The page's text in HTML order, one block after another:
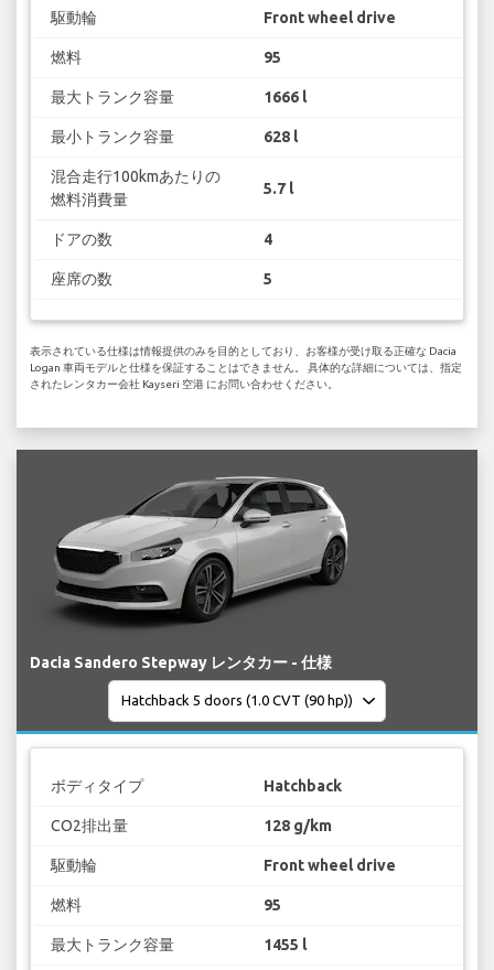
駆動輪 Front wheel drive
燃料 95
最大トランク容量 1666 l
最小トランク容量 628 l
混合走行100kmあたりの
燃料消費量
5.7 l
ドアの数 4
座席の数 5
表示されている仕様は情報提供のみを目的としており、お客様が受け取る正確な Dacia
Logan 車両モデルと仕様を保証することはできません。 具体的な詳細については、指定
されたレンタカー会社 Kayseri 空港 にお問い合わせください。
Dacia Sandero Stepway レンタカー - 仕様
ボディタイプ Hatchback
CO2排出量 128 g/km
駆動輪 Front wheel drive
燃料 95
最大トランク容量 1455 l